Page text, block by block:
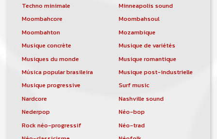
Techno minimale
Minneapolis sound
Moombahcore
Moombahsoul
Moombahton
Mozambique
Musique concrète
Musique de variétés
Musiques du monde
Musique romantique
Música popular brasileira
Musique post-industrielle
Musique progressive
Surf music
Nardcore
Nashville sound
Nederpop
Néo-bop
Rock néo-progressif
Néo-trad